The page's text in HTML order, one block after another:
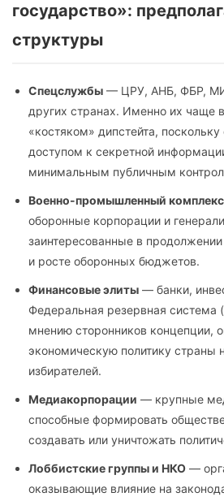
государство»:
структуры
Спецслужбы — ЦРУ, АНБ, ФБР,
других странах. Именно их чаще
«костяком» дипстейта,
доступом к секретной
минимальным публичным
Военно-промышленный комплекс
оборонные корпорации и
заинтересованные в
и росте оборонных бюджетов.
Финансовые элиты — банки,
Федеральная резервная
мнению сторонников концепции,
экономическую политику страны
избирателей.
Медиакорпорации — крупные
способные формировать
создавать или уничтожать
Лоббистские группы и НКО —
оказывающие влияние на